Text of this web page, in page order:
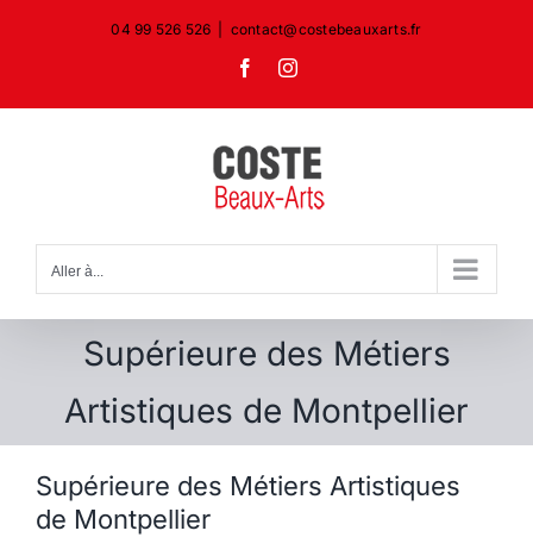
04 99 526 526 contact@costebeauxarts.fr
FacebookInstagram
Aller à...
Supérieure des Métiers
Artistiques de Montpellier
Supérieure des Métiers Artistiques
de Montpellier